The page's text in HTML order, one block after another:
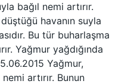
bağıl nemi artırır.
havanın suyla
Bu tür buharlaşma
Yağmur yağdığında
Yağmur,
artırır. Bunun